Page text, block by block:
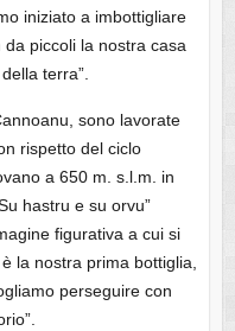
iniziato a imbottigliare
piccoli la nostra casa
terra”.
sono lavorate
rispetto del ciclo
a 650 m. s.l.m. in
hastru e su orvu”
figurativa a cui si
la nostra prima bottiglia,
perseguire con